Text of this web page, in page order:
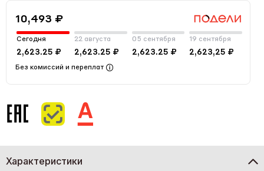
10,493 ₽
Сегодня
2,623.25 ₽
22 августа
2,623.25 ₽
05 сентября
2,623.25 ₽
19 сентября
2,623,25 ₽
Без комиссий и переплат
Характеристики